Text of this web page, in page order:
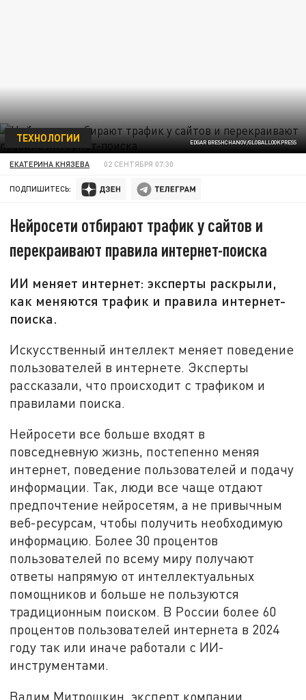
EDGAR BRESHCHANOV/GLOBALLOOKPRESS
ТЕХНОЛОГИИ
ЕКАТЕРИНА КНЯЗЕВА 02 СЕНТЯБРЯ 07:30
ПОДПИШИТЕСЬ:
Нейросети отбирают трафик у сайтов и
перекраивают правила интернет-поиска
ИИ меняет интернет: эксперты раскрыли,
как меняются трафик и правила интернет-
поиска.
Искусственный интеллект меняет поведение
пользователей в интернете. Эксперты
рассказали, что происходит с трафиком и
правилами поиска.
Нейросети все больше входят в
повседневную жизнь, постепенно меняя
интернет, поведение пользователей и подачу
информации. Так, люди все чаще отдают
предпочтение нейросетям, а не привычным
веб-ресурсам, чтобы получить необходимую
информацию. Более 30 процентов
пользователей по всему миру получают
ответы напрямую от интеллектуальных
помощников и больше не пользуются
традиционным поиском. В России более 60
процентов пользователей интернета в 2024
году так или иначе работали с ИИ-
инструментами.
Вадим Митрошкин, эксперт компании